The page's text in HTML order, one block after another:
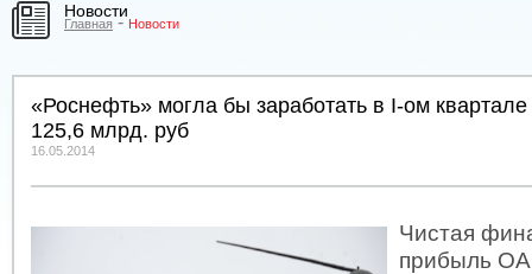
Новости
Главная-Новости
«Роснефть» могла бы заработать в I-ом
125,6 млрд. руб
16.05.2014
Чистая
прибыль